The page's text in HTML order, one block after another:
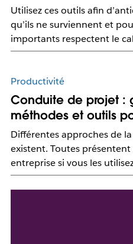
Utilisez ces outils afin
qu’ils ne surviennent et
importants respectent le
Productivité
Conduite de projet :
méthodes et outils
Différentes approches de
existent. Toutes
entreprise si vous les